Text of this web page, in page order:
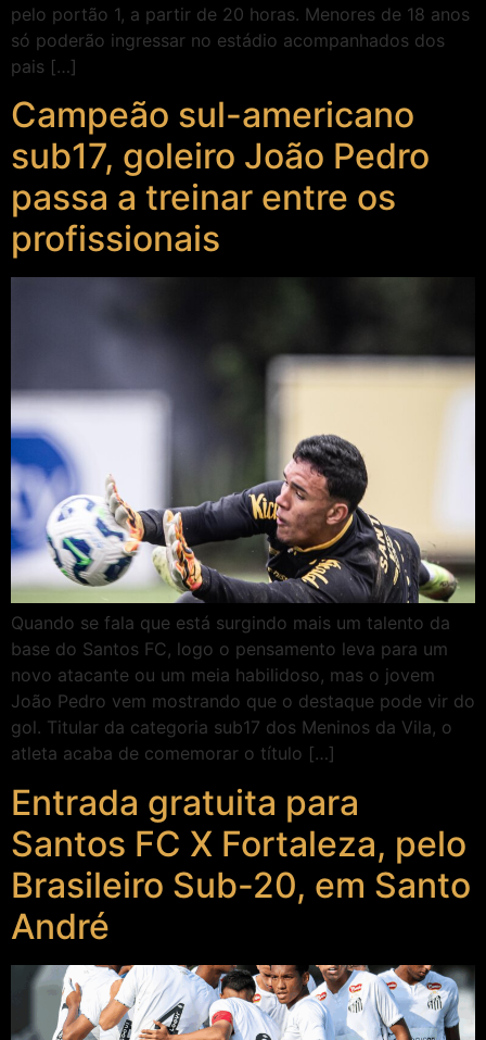
pelo portão 1, a partir de 20 horas. Menores de 18 anos
só poderão ingressar no estádio acompanhados dos
pais […]
Campeão sul-americano
sub17, goleiro João Pedro
passa a treinar entre os
profissionais
Quando se fala que está surgindo mais um talento da
base do Santos FC, logo o pensamento leva para um
novo atacante ou um meia habilidoso, mas o jovem
João Pedro vem mostrando que o destaque pode vir do
gol. Titular da categoria sub17 dos Meninos da Vila, o
atleta acaba de comemorar o título […]
Entrada gratuita para
Santos FC X Fortaleza, pelo
Brasileiro Sub-20, em Santo
André